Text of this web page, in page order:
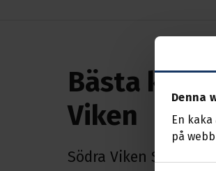
Denna
En
på
Bästa
Viken
Södra Viken Sunne